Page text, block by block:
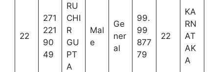
22
271
221
90
49
RU
CHI
R
GU
PT
A
Mal
e
Ge
ner
al
99.
99
877
79
22
KA
RN
AT
AK
A